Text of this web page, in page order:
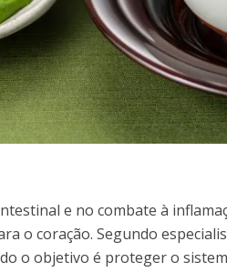
e no combate à
o coração. Segundo
o objetivo é proteger o